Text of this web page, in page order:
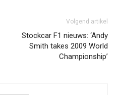
Volgend artikel
Stockcar F1 nieuws: ‘Andy
Smith takes 2009 World
Championship’